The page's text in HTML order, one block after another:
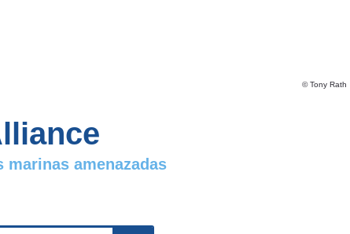
© Tony Rath
amenazadas